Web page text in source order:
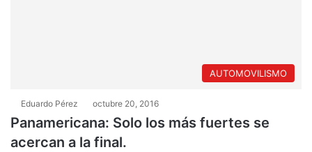
AUTOMOVILISMO
Eduardo Pérez octubre 20, 2016
Panamericana: Solo los más fuertes se
acercan a la final.